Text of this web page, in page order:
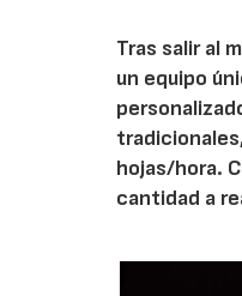
Tras salir al
un equipo
hojas/hora.
cantidad a